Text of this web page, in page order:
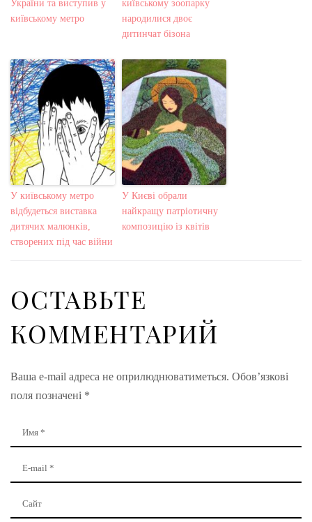
України та виступив у
київському метро
київському зоопарку
народилися двоє
дитинчат бізона
У київському метро
відбудеться виставка
дитячих малюнків,
створених під час війни
У Києві обрали
найкращу патріотичну
композицію із квітів
ОСТАВЬТЕ
КОММЕНТАРИЙ
Ваша e-mail адреса не оприлюднюватиметься. Обов’язкові
поля позначені *